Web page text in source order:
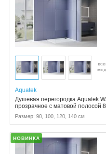
Aquatek
Душевая перегородка Aquatek
прозрачное с матовой полосой
Размер: 90, 100, 120, 140 см
НОВИНКА